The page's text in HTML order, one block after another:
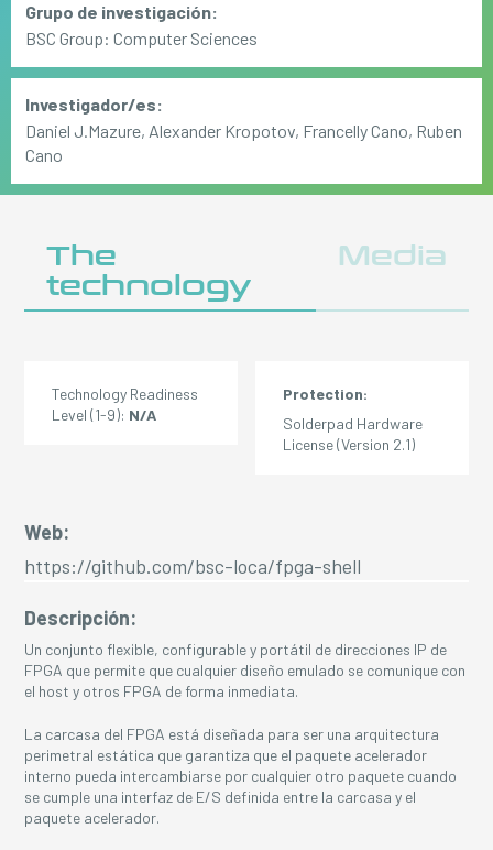
Grupo de investigación:
BSC Group: Computer Sciences
Investigador/es:
Daniel J.Mazure, Alexander Kropotov, Francelly Cano, Ruben
Cano
The
technology
Media
Web:
https://github.com/bsc-loca/fpga-shell
Descripción:
Un conjunto flexible, configurable y portátil de direcciones IP de
FPGA que permite que cualquier diseño emulado se comunique con
el host y otros FPGA de forma inmediata.
La carcasa del FPGA está diseñada para ser una arquitectura
perimetral estática que garantiza que el paquete acelerador
interno pueda intercambiarse por cualquier otro paquete cuando
se cumple una interfaz de E/S definida entre la carcasa y el
paquete acelerador.
Technology Readiness
Level (1-9): N/A
Protection:
Solderpad Hardware
License (Version 2.1)